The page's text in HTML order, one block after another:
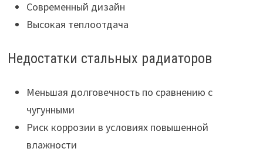
Современный дизайн
Высокая теплоотдача
Недостатки стальных радиаторов
Меньшая долговечность по сравнению с
чугунными
Риск коррозии в условиях повышенной
влажности